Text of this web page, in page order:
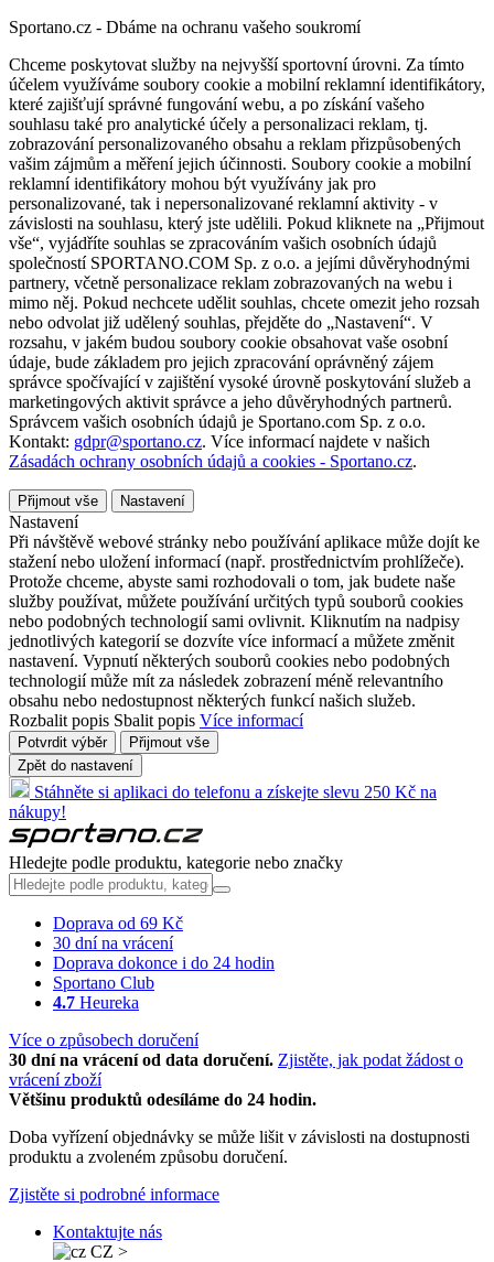
Sportano.cz - Dbáme na ochranu vašeho soukromí
Chceme poskytovat služby na nejvyšší sportovní úrovni. Za tímto
účelem využíváme soubory cookie a mobilní reklamní identifikátory,
které zajišťují správné fungování webu, a po získání vašeho
souhlasu také pro analytické účely a personalizaci reklam, tj.
zobrazování personalizovaného obsahu a reklam přizpůsobených
vašim zájmům a měření jejich účinnosti. Soubory cookie a mobilní
reklamní identifikátory mohou být využívány jak pro
personalizované, tak i nepersonalizované reklamní aktivity - v
závislosti na souhlasu, který jste udělili. Pokud kliknete na „Přijmout
vše“, vyjádříte souhlas se zpracováním vašich osobních údajů
společností SPORTANO.COM Sp. z o.o. a jejími důvěryhodnými
partnery, včetně personalizace reklam zobrazovaných na webu i
mimo něj. Pokud nechcete udělit souhlas, chcete omezit jeho rozsah
nebo odvolat již udělený souhlas, přejděte do „Nastavení“. V
rozsahu, v jakém budou soubory cookie obsahovat vaše osobní
údaje, bude základem pro jejich zpracování oprávněný zájem
správce spočívající v zajištění vysoké úrovně poskytování služeb a
marketingových aktivit správce a jeho důvěryhodných partnerů.
Správcem vašich osobních údajů je Sportano.com Sp. z o.o.
Kontakt: gdpr@sportano.cz. Více informací najdete v našich
Zásadách ochrany osobních údajů a cookies - Sportano.cz.
Přijmout vše Nastavení
Nastavení
Při návštěvě webové stránky nebo používání aplikace může dojít ke
stažení nebo uložení informací (např. prostřednictvím prohlížeče).
Protože chceme, abyste sami rozhodovali o tom, jak budete naše
služby používat, můžete používání určitých typů souborů cookies
nebo podobných technologií sami ovlivnit. Kliknutím na nadpisy
jednotlivých kategorií se dozvíte více informací a můžete změnit
nastavení. Vypnutí některých souborů cookies nebo podobných
technologií může mít za následek zobrazení méně relevantního
obsahu nebo nedostupnost některých funkcí našich služeb.
Rozbalit popis Sbalit popis Více informací
Potvrdit výběr
Přijmout vše
Zpět do nastavení
Stáhněte si aplikaci do telefonu a získejte slevu 250 Kč na
nákupy!
Hledejte podle produktu, kategorie nebo značky
Doprava od 69 Kč
30 dní na vrácení
Doprava dokonce i do 24 hodin
Sportano Club
4.7 Heureka
Více o způsobech doručení
30 dní na vrácení od data doručení. Zjistěte, jak podat žádost o
vrácení zboží
Většinu produktů odesíláme do 24 hodin.
Doba vyřízení objednávky se může lišit v závislosti na dostupnosti
produktu a zvoleném způsobu doručení.
Zjistěte si podrobné informace
Kontaktujte nás
CZ >